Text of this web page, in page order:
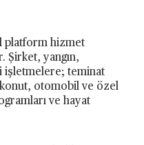
platform hizmet
Şirket, yangın,
işletmelere; teminat
konut, otomobil ve özel
ve hayat